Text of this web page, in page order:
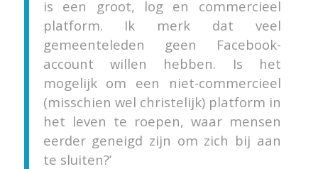
is een groot, log en commercieel
platform. Ik merk dat veel
gemeenteleden geen Facebook-
account willen hebben. Is het
mogelijk om een niet-commercieel
(misschien wel christelijk) platform in
het leven te roepen, waar mensen
eerder geneigd zijn om zich bij aan
te sluiten?’